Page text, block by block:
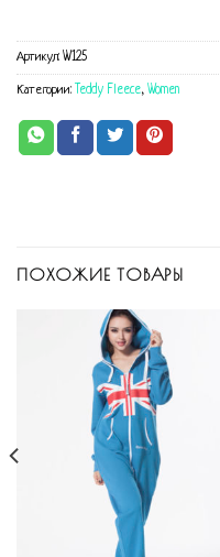
Артикул: W125
Категории: Teddy Fleece, Women
ПОХОЖИЕ ТОВАРЫ